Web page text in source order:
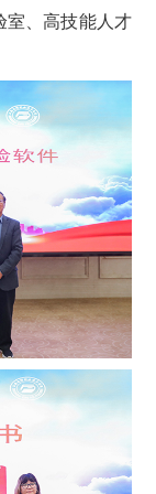
室、高技能人才